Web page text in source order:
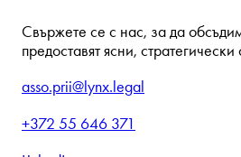
Свържете се с нас, за да
предоставят ясни,
asso.prii@lynx.legal
+372 55 646 371